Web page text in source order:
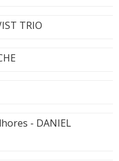
TRIO
- DANIEL